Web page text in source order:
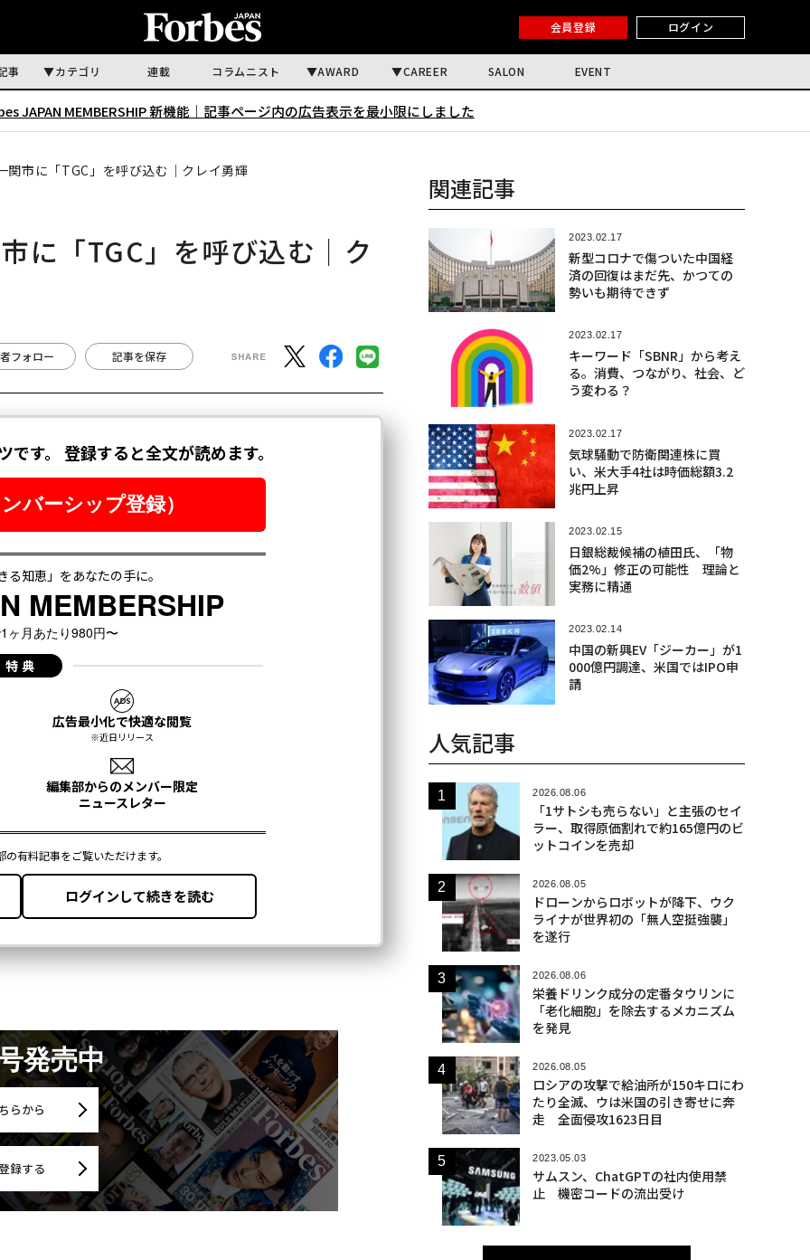
会員登録 ログイン
事 カテゴリ 連載 コラムニスト AWARD CAREER SALON EVENT
JAPAN MEMBERSHIP 新機能｜ 記事ページ内の広告表示を最小限にしました
関市に「TGC」を呼び込む｜クレイ勇輝
に「TGC」を呼び込む｜ク
フォロー 記事を保存
発売中
らから
録する
関連記事
2023.02.17
新型コロナで傷ついた中国経
済の回復はまだ先、かつての
勢いも期待できず
2023.02.17
キーワード「SBNR」から考え
る。消費、つながり、社会、ど
う変わる？
2023.02.17
気球騒動で防衛関連株に買
い、米大手4社は時価総額3.2
兆円上昇
2023.02.15
日銀総裁候補の植田氏、「物
価2%」修正の可能性 理論と
実務に精通
2023.02.14
中国の新興EV「ジーカー」が1
000億円調達、米国ではIPO申
請
人気記事
2026.08.06
「1サトシも売らない」と主張のセイ
ラー、取得原価割れで約165億円のビ
ットコインを売却
2026.08.05
ドローンからロボットが降下、ウク
ライナが世界初の「無人空挺強襲」
を遂行
2026.08.06
栄養ドリンク成分の定番タウリンに
「老化細胞」を除去するメカニズム
を発見
2026.08.05
ロシアの攻撃で給油所が150キロにわ
たり全滅、ウは米国の引き寄せに奔
走 全面侵攻1623日目
2023.05.03
サムスン、ChatGPTの社内使用禁
止 機密コードの流出受け